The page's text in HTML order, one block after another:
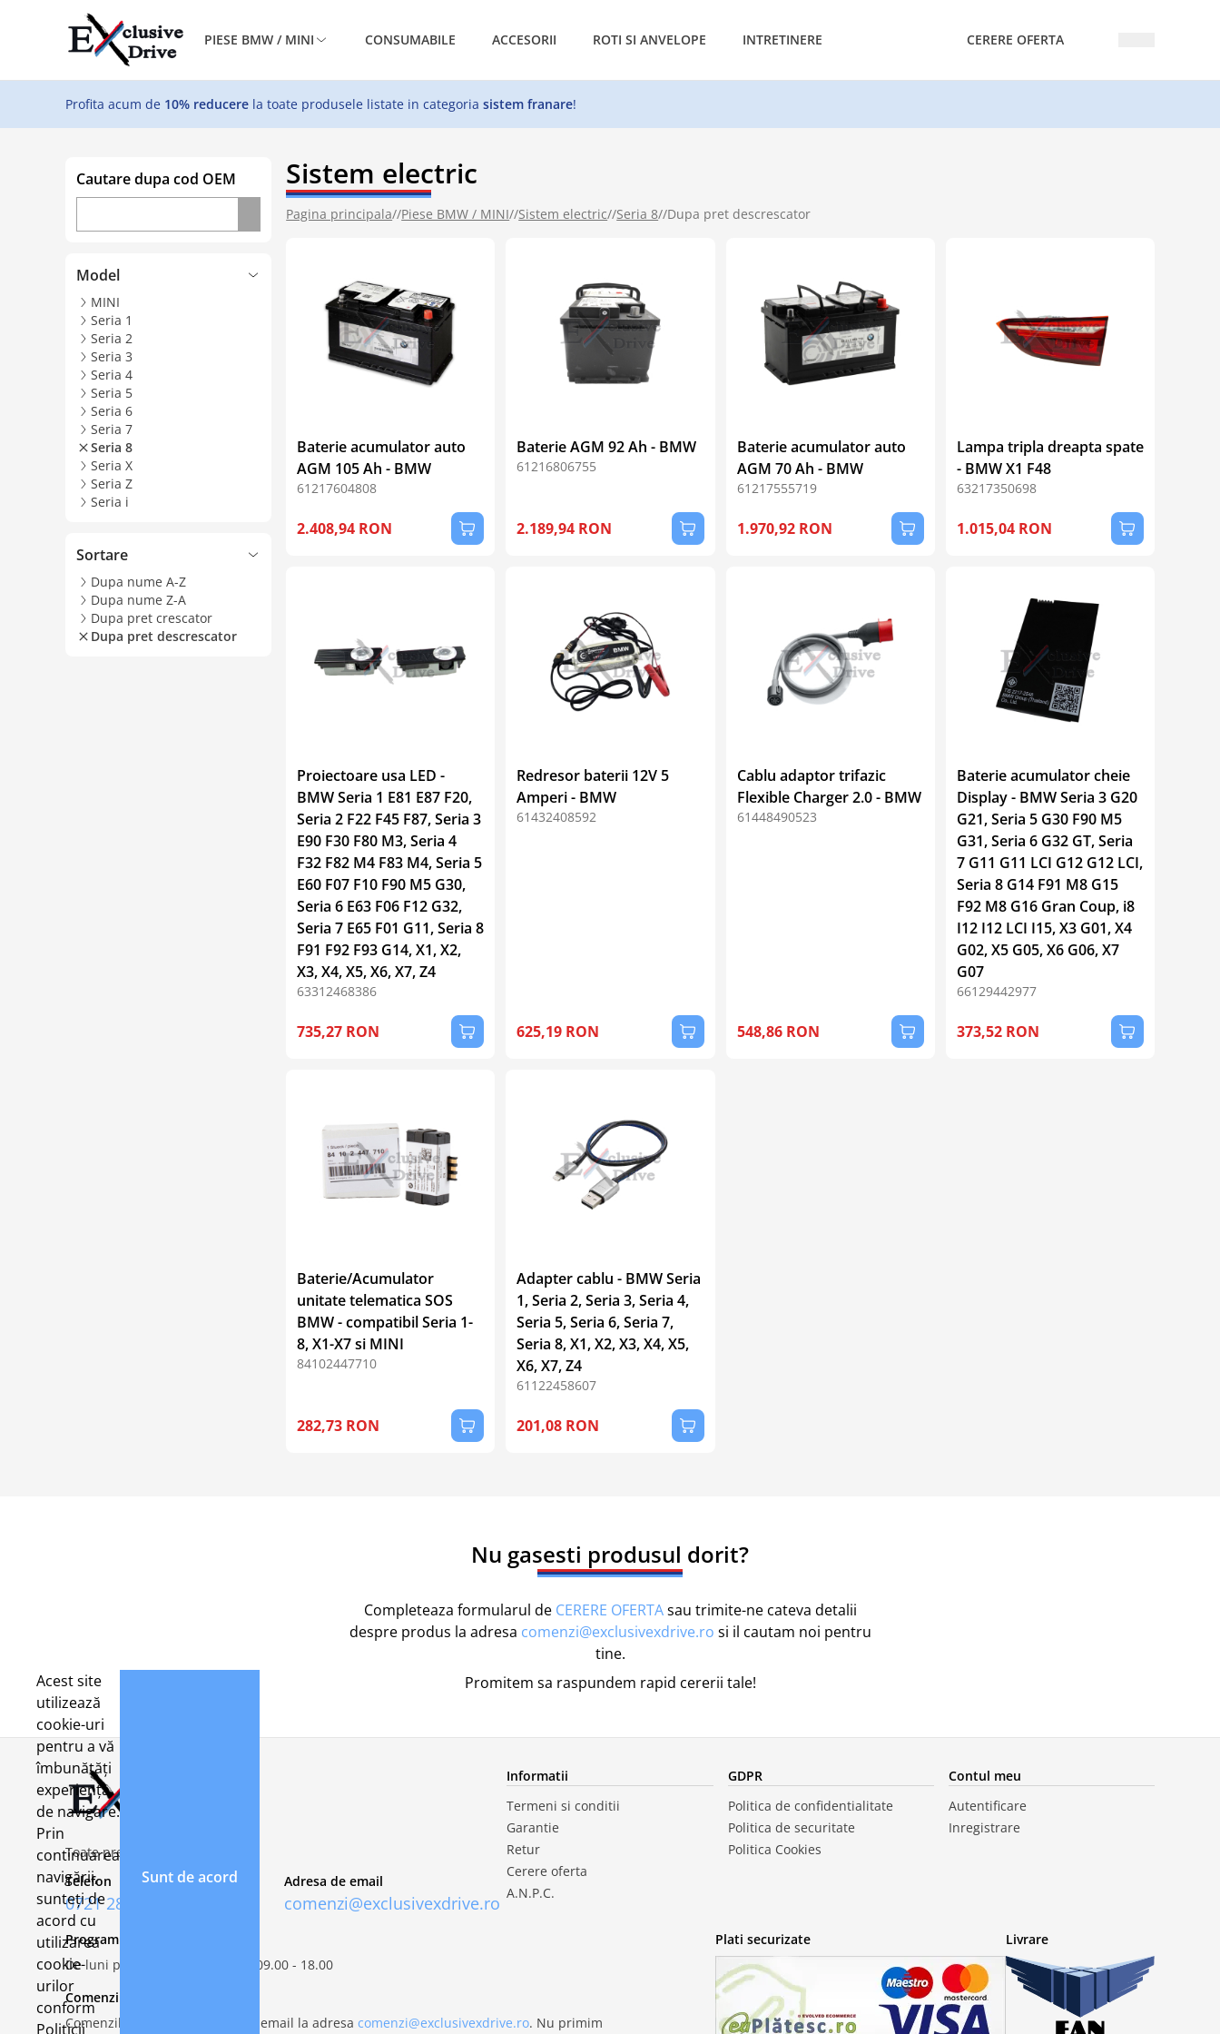
PIESE BMW / MINI CONSUMABILE ACCESORII ROTI SI ANVELOPE INTRETINERE CERERE OFERTA
Profita acum de 10% reducere la toate produsele listate in categoria sistem franare!
Cautare dupa cod OEM
Model
MINI
Seria 1
Seria 2
Seria 3
Seria 4
Seria 5
Seria 6
Seria 7
Seria 8
Seria X
Seria Z
Seria i
Sortare
Dupa nume A-Z
Dupa nume Z-A
Dupa pret crescator
Dupa pret descrescator
Sistem electric
Pagina principala//Piese BMW / MINI//Sistem electric//Seria 8//Dupa pret descrescator
Baterie acumulator auto
AGM 105 Ah - BMW
61217604808
2.408,94 RON
Baterie AGM 92 Ah - BMW
61216806755
2.189,94 RON
Baterie acumulator auto
AGM 70 Ah - BMW
61217555719
1.970,92 RON
Lampa tripla dreapta spate
- BMW X1 F48
63217350698
1.015,04 RON
Proiectoare usa LED -
BMW Seria 1 E81 E87 F20,
Seria 2 F22 F45 F87, Seria 3
E90 F30 F80 M3, Seria 4
F32 F82 M4 F83 M4, Seria 5
E60 F07 F10 F90 M5 G30,
Seria 6 E63 F06 F12 G32,
Seria 7 E65 F01 G11, Seria 8
F91 F92 F93 G14, X1, X2,
X3, X4, X5, X6, X7, Z4
63312468386
735,27 RON
Redresor baterii 12V 5
Amperi - BMW
61432408592
625,19 RON
Cablu adaptor trifazic
Flexible Charger 2.0 - BMW
61448490523
548,86 RON
Baterie acumulator cheie
Display - BMW Seria 3 G20
G21, Seria 5 G30 F90 M5
G31, Seria 6 G32 GT, Seria
7 G11 G11 LCI G12 G12 LCI,
Seria 8 G14 F91 M8 G15
F92 M8 G16 Gran Coup, i8
I12 I12 LCI I15, X3 G01, X4
G02, X5 G05, X6 G06, X7
G07
66129442977
373,52 RON
Baterie/Acumulator
unitate telematica SOS
BMW - compatibil Seria 1-
8, X1-X7 si MINI
84102447710
282,73 RON
Adapter cablu - BMW Seria
1, Seria 2, Seria 3, Seria 4,
Seria 5, Seria 6, Seria 7,
Seria 8, X1, X2, X3, X4, X5,
X6, X7, Z4
61122458607
201,08 RON
Nu gasesti produsul dorit?
Completeaza formularul de CERERE OFERTAsau trimite-ne cateva detalii
despre produs la adresa comenzi@exclusivexdrive.ro si il cautam noi pentru
tine.
Promitem sa raspundem rapid cererii tale!
Toate preturile includ TVA 21%
Telefon
0721 282 092
Adresa de email
comenzi@exclusivexdrive.ro
Informatii
Termeni si conditii
Garantie
Retur
Cerere oferta
A.N.P.C.
GDPR
Politica de confidentialitate
Politica de securitate
Politica Cookies
Contul meu
Autentificare
Inregistrare
Program de lucru
De luni pana vineri, intre orele 09.00 - 18.00
Comenzi
Comenzile se fac pe site sau pe email la adresa comenzi@exclusivexdrive.ro. Nu primim
Plati securizate Livrare
Acest site
utilizează
cookie-uri
pentru a vă
îmbunătăți
experiența
de navigare.
Prin
continuarea
navigării,
sunteți de
acord cu
utilizarea
cookie-
urilor
conform
Politicii
Sunt de acord